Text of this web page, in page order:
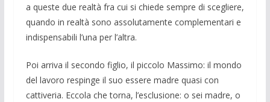
a queste due realtà fra cui si chiede sem­pre di scegliere,
quando in realtà sono as­solutamente complementari e
indispensa­bili l’una per l’altra.
Poi arriva il secondo figlio, il piccolo Massimo: il mondo
del lavoro respinge il suo essere madre quasi con
cattiveria. Eccola che torna, l’esclusione: o sei ma­dre, o